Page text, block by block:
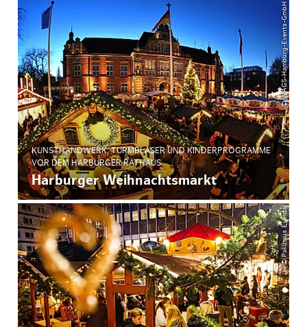
© WAGS-Hamburg-Events-GmbH
KUNSTHANDWERK, TURMBLÄSER UND KINDERPROGRAMME
VOR DEM HARBURGER RATHAUS
Harburger Weihnachtsmarkt
© Pakusius Events